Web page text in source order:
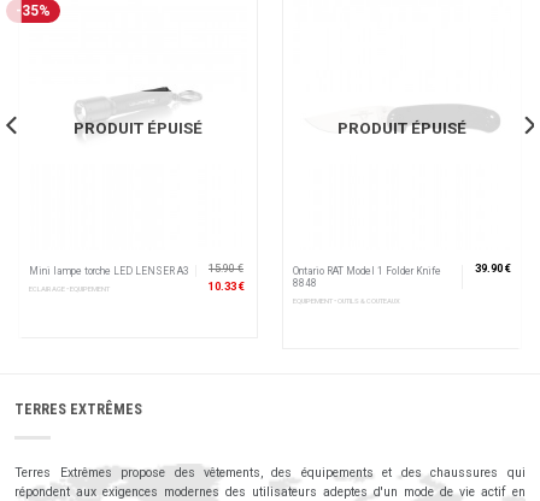
PRODUIT ÉPUISÉ
-35%
Mini lampe torche LED LENSER A3
ECLAIRAGE • EQUIPEMENT
15.90 €
10.33 €
PRODUIT ÉPUISÉ
Ontario RAT Model 1 Folder Knife
8848
EQUIPEMENT • OUTILS & COUTEAUX
39.90 €
TERRES EXTRÊMES
Terres Extrêmes propose des vêtements, des équipements et des chaussures qui
répondent aux exigences modernes des utilisateurs adeptes d'un mode de vie actif en